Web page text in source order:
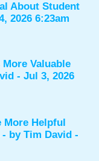
About Student
2026 6:23am
Valuable
- Jul 3, 2026
More Helpful
- by Tim David -